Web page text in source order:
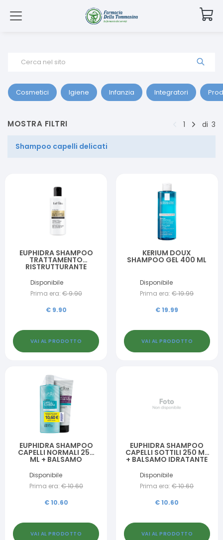
Cerca nel sito
Cosmetici Igiene Infanzia Integratori
MOSTRA FILTRI 1 di 3
Shampoo capelli delicati
EUPHIDRA SHAMPOO
TRATTAMENTO
RISTRUTTURANTE
Disponibile
Prima era: €9.90
€ 9.90
VAI AL PRODOTTO
KERIUM DOUX
SHAMPOO GEL 400 ML
Disponibile
Prima era: €19.99
€19.99
VAI AL PRODOTTO
EUPHIDRA SHAMPOO
CAPELLI NORMALI 250
ML + BALSAMO
Disponibile
Prima era: €10.60
€10.60
VAI AL PRODOTTO
EUPHIDRA SHAMPOO
CAPELLI SOTTILI 250 ML
+ BALSAMO IDRATANTE
Disponibile
Prima era: €10.60
€10.60
VAI AL PRODOTTO